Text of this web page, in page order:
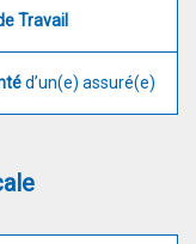
Travail
d’un(e) assuré(e)